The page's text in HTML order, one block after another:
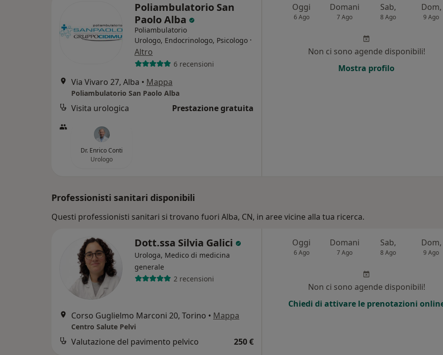
Poliambulatorio San
Paolo Alba
Poliambulatorio
Urologo, Endocrinologo, Psicologo ·
Altro
6 recensioni
Via Vivaro 27, Alba • Mappa
Poliambulatorio San Paolo Alba
Visita urologica Prestazione gratuita
Dr. Enrico Conti
Urologo
Oggi
6 Ago
Domani
7 Ago
Sab,
8 Ago
Dom,
9 Ago
Non ci sono agende disponibili!
Mostra profilo
Professionisti sanitari disponibili
Questi professionisti sanitari si trovano fuori Alba, CN, in aree vicine alla tua ricerca.
Dott.ssa Silvia Galici
Urologa, Medico di medicina
generale
2 recensioni
Corso Guglielmo Marconi 20, Torino • Mappa
Centro Salute Pelvi
Valutazione del pavimento pelvico 250 €
Oggi
6 Ago
Domani
7 Ago
Sab,
8 Ago
Dom,
9 Ago
Non ci sono agende disponibili!
Chiedi di attivare le prenotazioni